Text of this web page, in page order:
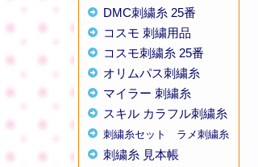
DMC刺繍糸 25番
コスモ 刺繍用品
コスモ刺繍糸 25番
オリムパス刺繍糸
マイラー 刺繍糸
スキル カラフル刺繍糸
刺繍糸セット ラメ刺繍糸
刺繍糸 見本帳